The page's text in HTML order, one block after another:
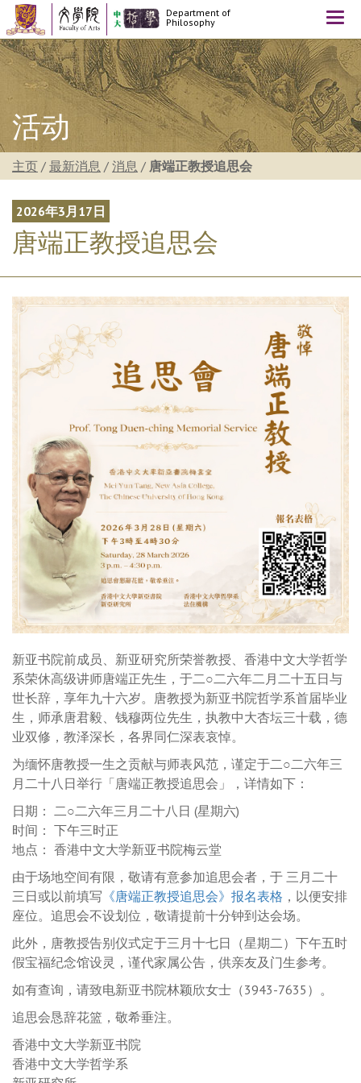
Department of
Philosophy
活动
主页 / 最新消息 / 消息 / 唐端正教授追思会
2026年3月17日
唐端正教授追思会
新亚书院前成员、新亚研究所荣誉教授、香港中文大学哲学
系荣休高级讲师唐端正先生，于二○二六年二月二十五日与
世长辞，享年九十六岁。唐教授为新亚书院哲学系首届毕业
生，师承唐君毅、钱穆两位先生，执教中大杏坛三十载，德
业双修，教泽深长，各界同仁深表哀悼。
为缅怀唐教授一生之贡献与师表风范，谨定于二○二六年三
月二十八日举行「唐端正教授追思会」，详情如下：
日期： 二○二六年三月二十八日 (星期六)
时间： 下午三时正
地点： 香港中文大学新亚书院梅云堂
由于场地空间有限，敬请有意参加追思会者，于 三月二十
三日或以前填写 《唐端正教授追思会》报名表格 ，以便安排
座位。追思会不设划位，敬请提前十分钟到达会场。
此外，唐教授告别仪式定于三月十七日（星期二）下午五时
假宝福纪念馆设灵，谨代家属公告，供亲友及门生参考。
如有查询，请致电新亚书院林颖欣女士（3943-7635）。
追思会恳辞花篮，敬希垂注。
香港中文大学新亚书院
香港中文大学哲学系